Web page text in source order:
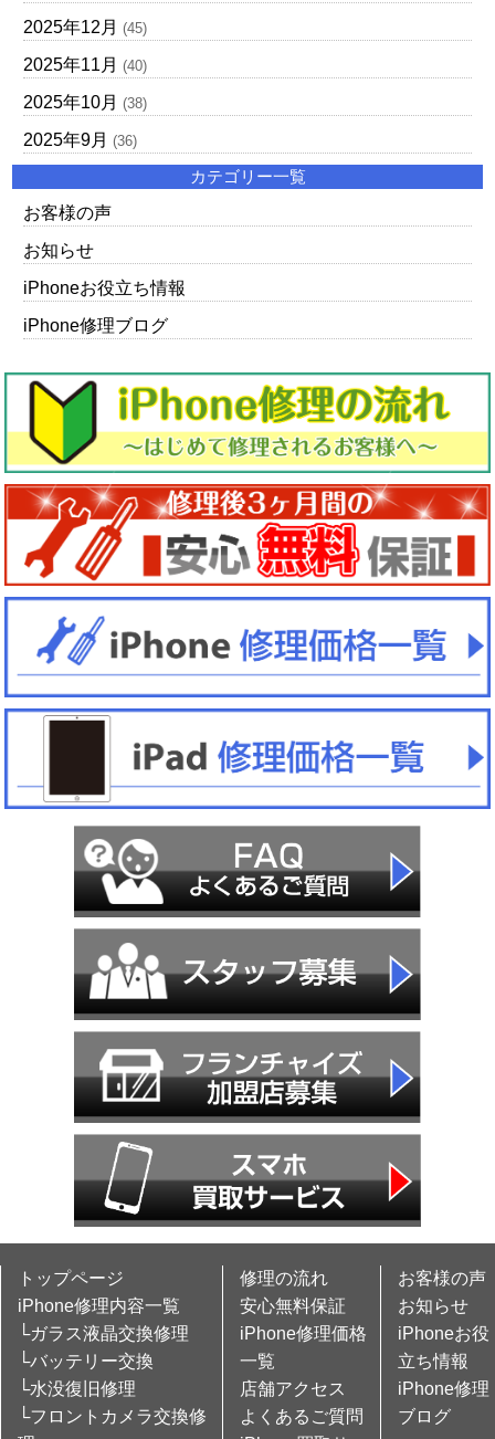
2025年12月 (45)
2025年11月 (40)
2025年10月 (38)
2025年9月 (36)
カテゴリー一覧
お客様の声
お知らせ
iPhoneお役立ち情報
iPhone修理ブログ
トップページ
iPhone修理内容一覧
└ガラス液晶交換修理
└バッテリー交換
└水没復旧修理
└フロントカメラ交換修
修理の流れ
安心無料保証
iPhone修理価格
一覧
店舗アクセス
よくあるご質問
お客様の声
お知らせ
iPhoneお役
立ち情報
iPhone修理
ブログ